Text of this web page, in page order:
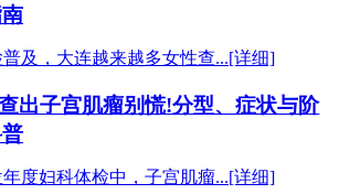
及，大连越来越多女性查...[详细]
出子宫肌瘤别慌!分型、症状与阶
度妇科体检中，子宫肌瘤...[详细]